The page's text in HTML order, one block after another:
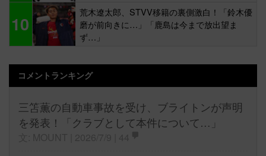
10
荒木遼太郎、STVV移籍の裏側激白！「鈴木優
磨が前向きに…」「鹿島は今まで放出望ま
ず…」
コメントランキング
三笘薫の自動車事故を受け、ブライトンが声明
を発表！「クラブとして本件について…」